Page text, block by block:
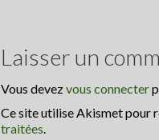
Laisser un
Vous devezvous connecter
Ce site utilise Akismet pour
traitées.